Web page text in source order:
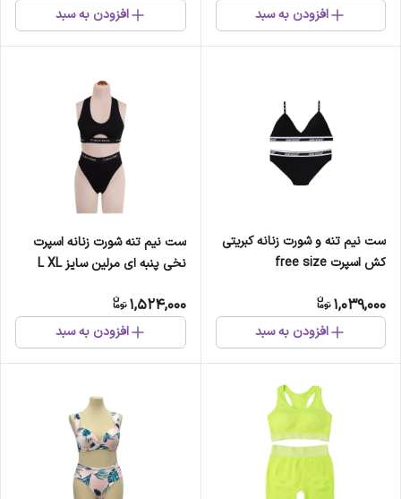
افزودن به سبد افزودن به سبد
ست نیم تنه و شورت زنانه کبریتی
کش اسپرت free size
1,039,000
افزودن به سبد
ست نیم تنه شورت زنانه اسپرت
نخی پنبه ای مرلین سایز L XL
1,524,000
افزودن به سبد